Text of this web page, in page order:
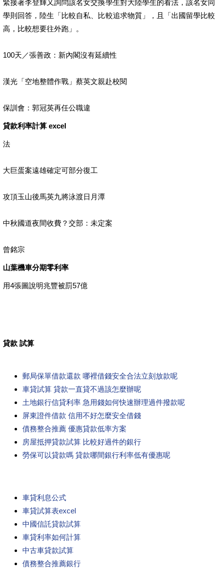
緊接著李登輝又詢問該名女交換學生對大陸學生的看法，該名女同
學則回答，陸生「比較自私、比較追求物質」，且「出國留學比較
高，比較想要往外跑」。
100天／張善政：新內閣沒有延續性
漢光「空地整體作戰」蔡英文親赴校閱
保訓會：郭冠英再任公職違
貸款利率計算 excel
法
大巨蛋案遠雄確定可部分復工
攻頂玉山後馬英九將泳渡日月潭
中秋國道夜間收費？交部：未定案
曾銘宗
山葉機車分期零利率
用4張圖說明兆豐被罰57億
貸款 試算
郵局保單借款還款 哪裡借錢安全合法立刻放款呢
車貸試算 貸款一直貸不過該怎麼辦呢
土地銀行信貸利率 急用錢如何快速辦理過件撥款呢
屏東證件借款 信用不好怎麼安全借錢
債務整合推薦 優惠貸款低率方案
房屋抵押貸款試算 比較好過件的銀行
勞保可以貸款嗎 貸款哪間銀行利率低有優惠呢
車貸利息公式
車貸試算表excel
中國信託貸款試算
車貸利率如何計算
中古車貸款試算
債務整合推薦銀行